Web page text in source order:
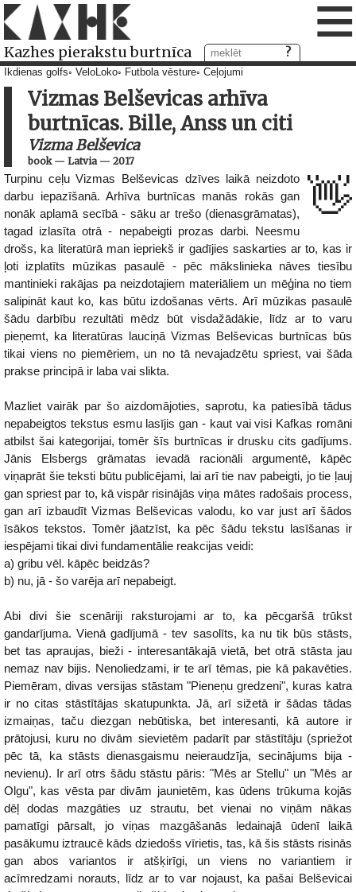
Kazhes pierakstu burtnīca ≡
Ikdienas golfs VeloLoko Futbola vēsture Ceļojumi
Vizmas Belševicas arhīva
burtnīcas. Bille, Anss un citi
Vizma Belševica
book— Latvia— 2017
👋
Turpinu ceļu Vizmas Belševicas dzīves laikā neizdoto
darbu iepazīšanā. Arhīva burtnīcas manās rokās gan
nonāk aplamā secībā - sāku ar trešo (dienasgrāmatas),
tagad izlasīta otrā - nepabeigti prozas darbi. Neesmu
drošs, ka literatūrā man iepriekš ir gadījies saskarties ar to, kas ir
ļoti izplatīts mūzikas pasaulē - pēc mākslinieka nāves tiesību
mantinieki rakājas pa neizdotajiem materiāliem un mēģina no tiem
salipināt kaut ko, kas būtu izdošanas vērts. Arī mūzikas pasaulē
šādu darbību rezultāti mēdz būt visdažādākie, līdz ar to varu
pieņemt, ka literatūras lauciņā Vizmas Belševicas burtnīcas būs
tikai viens no piemēriem, un no tā nevajadzētu spriest, vai šāda
prakse principā ir laba vai slikta.
Mazliet vairāk par šo aizdomājoties, saprotu, ka patiesībā tādus
nepabeigtos tekstus esmu lasījis gan - kaut vai visi Kafkas romāni
atbilst šai kategorijai, tomēr šīs burtnīcas ir drusku cits gadījums.
Jānis Elsbergs grāmatas ievadā racionāli argumentē, kāpēc
viņaprāt šie teksti būtu publicējami, lai arī tie nav pabeigti, jo tie ļauj
gan spriest par to, kā vispār risinājās viņa mātes radošais process,
gan arī izbaudīt Vizmas Belševicas valodu, ko var just arī šādos
īsākos tekstos. Tomēr jāatzīst, ka pēc šādu tekstu lasīšanas ir
iespējami tikai divi fundamentālie reakcijas veidi:
a) gribu vēl. kāpēc beidzās?
b) nu, jā - šo varēja arī nepabeigt.
Abi divi šie scenāriji raksturojami ar to, ka pēcgaršā trūkst
gandarījuma. Vienā gadījumā - tev sasolīts, ka nu tik būs stāsts,
bet tas apraujas, bieži - interesantākajā vietā, bet otrā stāsta jau
nemaz nav bijis. Nenoliedzami, ir te arī tēmas, pie kā pakavēties.
Piemēram, divas versijas stāstam "Pieneņu gredzeni", kuras katra
ir no citas stāstītājas skatupunkta. Jā, arī sižetā ir šādas tādas
izmaiņas, taču diezgan nebūtiska, bet interesanti, kā autore ir
prātojusi, kuru no divām sievietēm padarīt par stāstītāju (spriežot
pēc tā, ka stāsts dienasgaismu neieraudzīja, secinājums bija -
nevienu). Ir arī otrs šādu stāstu pāris: "Mēs ar Stellu" un "Mēs ar
Olgu", kas vēsta par divām jaunietēm, kas ūdens trūkuma kojās
dēļ dodas mazgāties uz strautu, bet vienai no viņām nākas
pamatīgi pārsalt, jo viņas mazgāšanās ledainajā ūdenī laikā
pasākumu iztraucē kāds dziedošs vīrietis, tas, kā šis stāsts risinās
gan abos variantos ir atšķirīgi, un viens no variantiem ir
acīmredzami norauts, līdz ar to var nojaust, ka pašai Belševicai